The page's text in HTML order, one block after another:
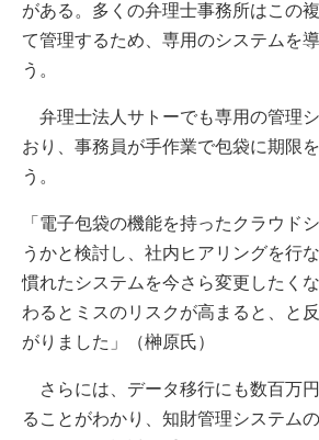
がある。多くの弁理士事務所はこの
て管理するため、専用のシステムを
う。
弁理士法人サトーでも専用の管理
おり、事務員が手作業で包袋に期限
う。
「電子包袋の機能を持ったクラウド
うかと検討し、社内ヒアリングを行
慣れたシステムを今さら変更したく
わるとミスのリスクが高まると、と
がりました」（榊原氏）
さらには、データ移行にも数百万
ることがわかり、知財管理システム